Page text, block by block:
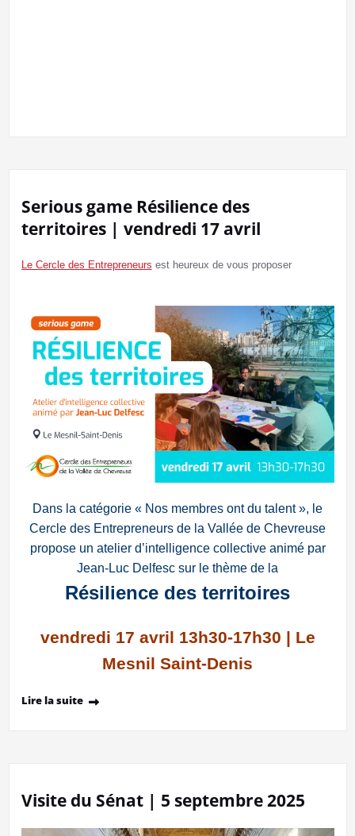
Serious game Résilience des
territoires | vendredi 17 avril
Le Cercle des Entrepreneurs est heureux de vous proposer
Dans la catégorie « Nos membres ont du talent », le
Cercle des Entrepreneurs de la Vallée de Chevreuse
propose un atelier d’intelligence collective animé par
Jean-Luc Delfesc sur le thème de la
Résilience des territoires
vendredi 17 avril 13h30-17h30 | Le
Mesnil Saint-Denis
Lire la suite
Visite du Sénat | 5 septembre 2025